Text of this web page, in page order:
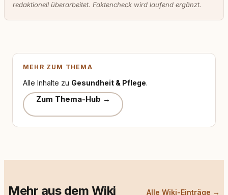
redaktionell überarbeitet. Faktencheck wird laufend ergänzt.
MEHR ZUM THEMA
Alle Inhalte zu Gesundheit & Pflege.
Zum Thema-Hub →
Mehr aus dem Wiki Alle Wiki-Einträge →